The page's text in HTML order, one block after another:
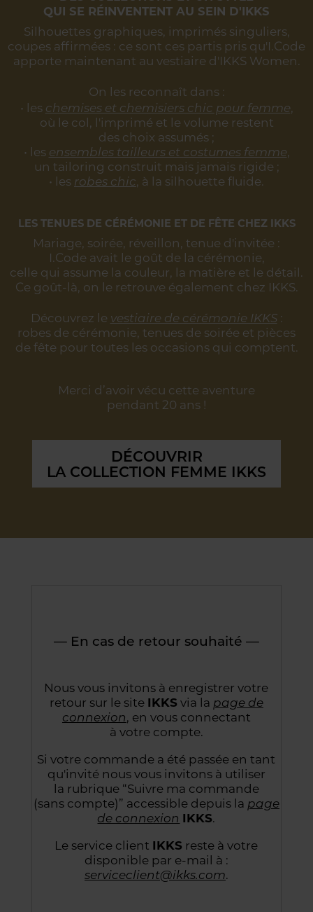
QUI SE RÉINVENTENT AU SEIN D'IKKS
Silhouettes graphiques, imprimés singuliers,
coupes affirmées : ce sont ces partis pris qu'I.Code
apporte maintenant au vestiaire d'IKKS Women.
On les reconnaît dans :
• les chemises et chemisiers chic pour femme,
où le col, l'imprimé et le volume restent
des choix assumés ;
• les ensembles tailleurs et costumes femme,
un tailoring construit mais jamais rigide ;
• les robes chic, à la silhouette fluide.
LES TENUES DE CÉRÉMONIE ET DE FÊTE CHEZ IKKS
Mariage, soirée, réveillon, tenue d'invitée :
I.Code avait le goût de la cérémonie,
celle qui assume la couleur, la matière et le détail.
Ce goût-là, on le retrouve également chez IKKS.
Découvrez le vestiaire de cérémonie IKKS:
robes de cérémonie, tenues de soirée et pièces
de fête pour toutes les occasions qui comptent.
Merci d’avoir vécu cette aventure
pendant 20 ans !
DÉCOUVRIR
LA COLLECTION FEMME IKKS
— En cas de retour souhaité —
Nous vous invitons à enregistrer votre
retour sur le site IKKS via la page de
connexion, en vous connectant
à votre compte.
Si votre commande a été passée en tant
qu'invité nous vous invitons à utiliser
la rubrique “Suivre ma commande
(sans compte)” accessible depuis la page
de connexion IKKS.
Le service client IKKS reste à votre
disponible par e-mail à :
serviceclient@ikks.com.